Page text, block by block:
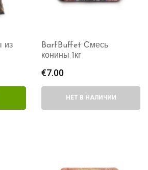
из
BarfBuffet Смесь
конины 1кг
€7.00
НЕТ В НАЛИЧИИ